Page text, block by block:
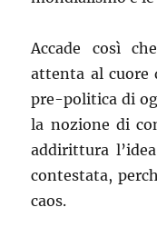
Accade così
attenta al cuore
pre-politica di
la nozione di
addirittura
contestata,
caos.